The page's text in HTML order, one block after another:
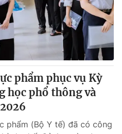
phẩm phục vụ Kỳ
học phổ thông và
phẩm (Bộ Y tế) đã có công